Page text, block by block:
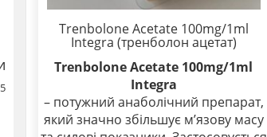
Trenbolone Acetate 100mg/1ml
Integra (тренболон ацетат)
Trenbolone Acetate 100mg/1ml
Integra
– потужний анаболічний препарат,
який значно збільшує м’язову масу